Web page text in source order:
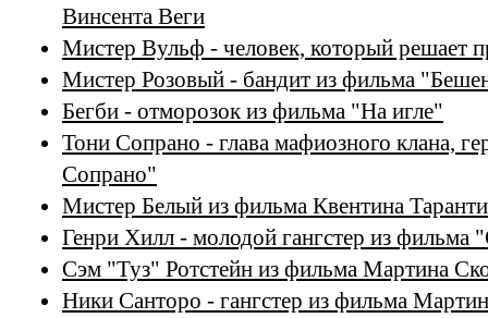
Винсента Веги
Мистер Вульф - человек, который решает
Мистер Розовый - бандит из фильма
Бегби - отморозок из фильма "На игле"
Тони Сопрано - глава мафиозного клана,
Сопрано"
Мистер Белый из фильма Квентина
Генри Хилл - молодой гангстер из фильма
Сэм "Туз" Ротстейн из фильма Мартина
Ники Санторо - гангстер из фильма